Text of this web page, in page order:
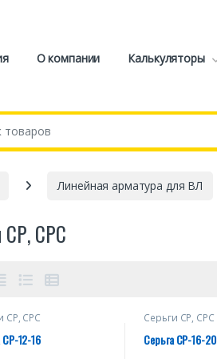
О компании Калькуляторы
Линейная арматура для ВЛ
СР, СРС
СР, СРС
СР-12-16
Серьги СР, СРС
Серьга СР-16-20